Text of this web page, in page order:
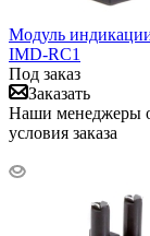
Модуль
IMD-RC1
Под заказ
Заказать
Наши менеджеры
условия заказа